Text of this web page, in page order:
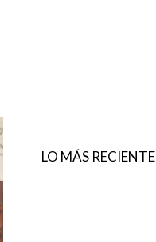
LO MÁS RECIENTE